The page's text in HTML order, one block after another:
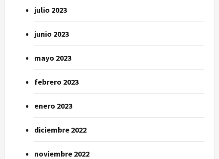
julio 2023
junio 2023
mayo 2023
febrero 2023
enero 2023
diciembre 2022
noviembre 2022